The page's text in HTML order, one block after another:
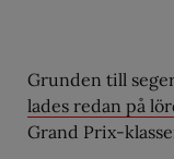
Grunden till
lades redan på
Grand Prix-